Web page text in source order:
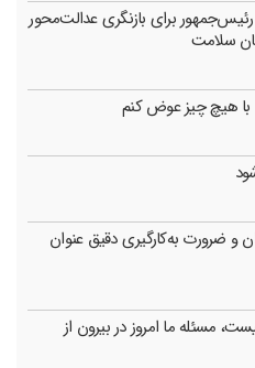
برای بازنگری عدالت‌محور
سلامت
هیچ چیز عوض کنم
و ضرورت به‌کارگیری دقیق عنوان
مسئله ما امروز در بیرون از